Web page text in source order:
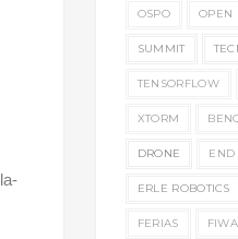
OSPO OPEN
SUMMIT
TENSORFLOW
XTORM
DRONE END
ERLE ROBOTICS
FERIAS